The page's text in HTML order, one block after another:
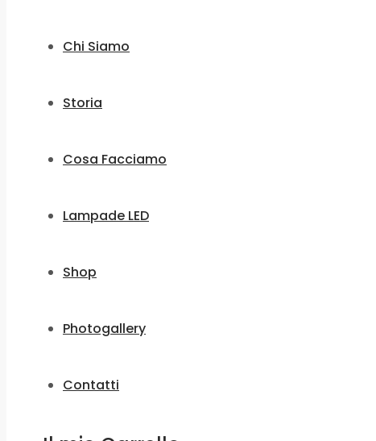
Chi Siamo
Storia
Cosa Facciamo
Lampade LED
Shop
Photogallery
Contatti